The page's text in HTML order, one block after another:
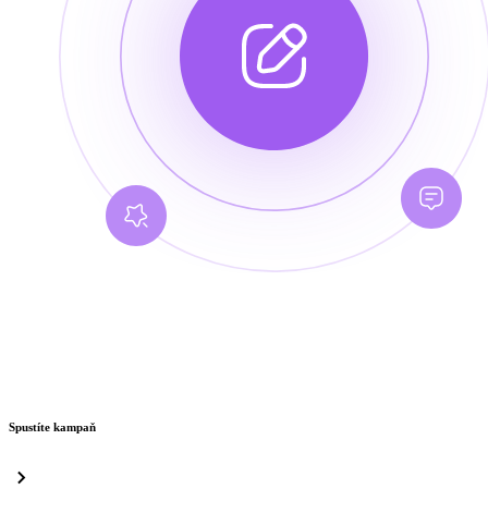
Spustíte kampaň